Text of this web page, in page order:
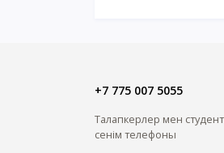
+7 775 007 5055
Талапкерлер мен
сенім телефоны